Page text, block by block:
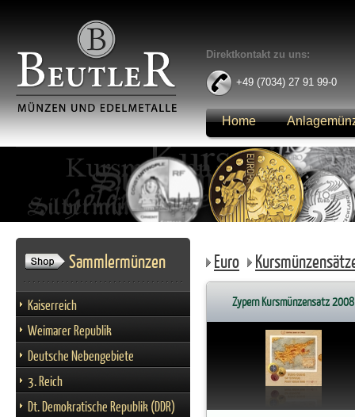
Direktkontakt zu uns:
+49 (7034) 27 91 99-0
Home
Anmelden
Sammlermünzen
Kaiserreich
Weimarer Republik
Deutsche Nebengebiete
3. Reich
Dt. Demokratische Republik (DDR)
Euro
Zypern Kursmünzensatz 2008